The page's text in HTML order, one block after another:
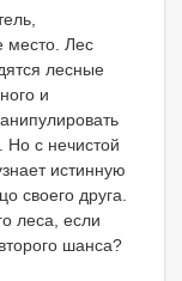
место. Лес
лесные
и
Но с нечистой
истинную
своего друга.
леса, если
шанса?